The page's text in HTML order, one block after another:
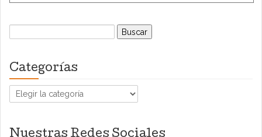
Buscar:
Categorías
Categorías